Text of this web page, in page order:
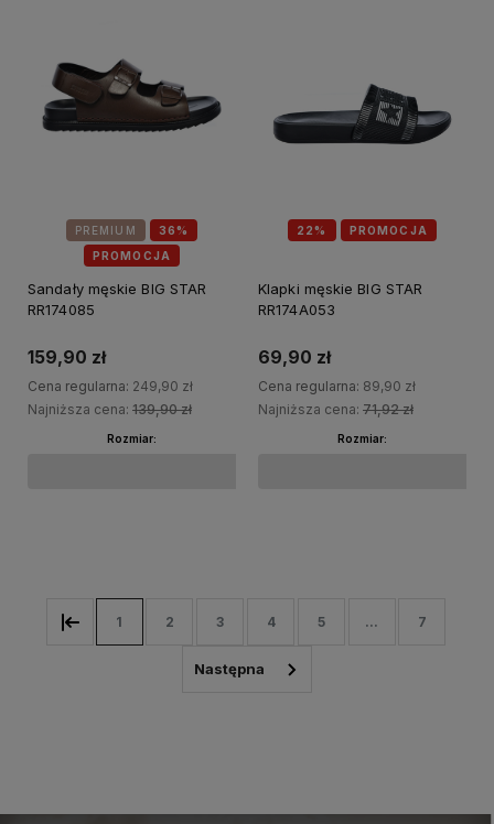
36%
PROMOCJA
PREMIUM
Sandały męskie BIG STAR
RR174085
159,90 zł
Cena regularna: 249,90 zł
Najniższa cena: 139,90 zł
Rozmiar:
22% PROMOCJA
Klapki męskie BIG STAR
RR174A053
69,90 zł
Cena regularna: 89,90 zł
Najniższa cena: 71,92 zł
Rozmiar:
1 2 3 4 5 7